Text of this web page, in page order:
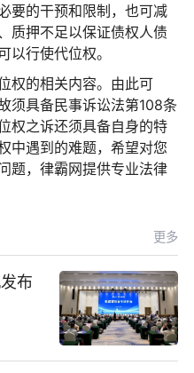
要的干预和限制，也可减
质押不足以保证债权人债
以行使代位权。
权的相关内容。由此可
须具备民事诉讼法第108条
权之诉还须具备自身的特
中遇到的难题，希望对您
题，律霸网提供专业法律
更多
布